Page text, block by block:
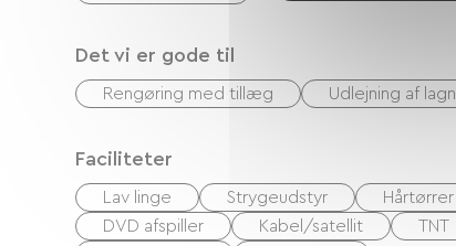
Det vi er gode til
Rengøring med tillæg Udlejning af
Faciliteter
Lav linge Strygeudstyr Hårtørrer
DVD afspiller
Kabel/satellit TNT